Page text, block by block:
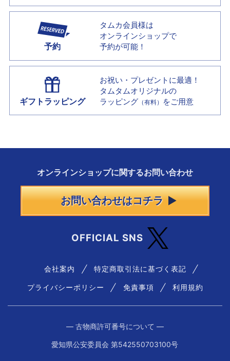
予約
タムカ会員様は
オンラインショップで
予約が可能！
ギフトラッピング
お祝い・プレゼントに最適！
タムタムオリジナルの
ラッピング （有料） をご用意
オンラインショップに関するお問い合わせ
お問い合わせはコチラ
OFFICIAL SNS
会社案内 特定商取引法に基づく表記
プライバシーポリシー 免責事項 利用規約
― 古物商許可番号について ―
愛知県公安委員会 第542550703100号